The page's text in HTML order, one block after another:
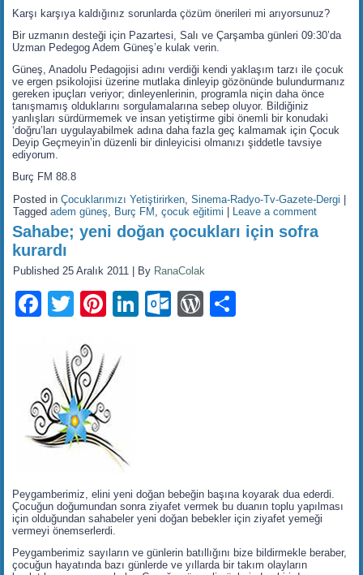
Karşı karşıya kaldığınız sorunlarda çözüm önerileri mi arıyorsunuz?
Bir uzmanın desteği için Pazartesi, Salı ve Çarşamba günleri 09:30’da
Uzman Pedegog Adem Güneş’e kulak verin.
Güneş, Anadolu Pedagojisi adını verdiği kendi yaklaşım tarzı ile çocuk
ve ergen psikolojisi üzerine mutlaka dinleyip gözönünde bulundurmanız
gereken ipuçları veriyor; dinleyenlerinin, programla niçin daha önce
tanışmamış olduklarını sorgulamalarına sebep oluyor. Bildiğiniz
yanlışları sürdürmemek ve insan yetiştirme gibi önemli bir konudaki
‘doğru’ları uygulayabilmek adına daha fazla geç kalmamak için Çocuk
Deyip Geçmeyin’in düzenli bir dinleyicisi olmanızı şiddetle tavsiye
ediyorum.
Burç FM 88.8
Posted in Çocuklarımızı Yetiştirirken ,Sinema-Radyo-Tv-Gazete-Dergi |
Tagged adem güneş Burç FM ,çocuk eğitimi | Leave a comment
Sahabe; yeni doğan çocukları için sofra
kurardı
Published 25 Aralık 2011 | By RanaColak
Facebook
TwitterPinterest
LinkedIn
Outlook.com
WordPress
Peygamberimiz, elini yeni doğan bebeğin başına koyarak dua ederdi.
Çocuğun doğumundan sonra ziyafet vermek bu duanın toplu yapılması
için olduğundan sahabeler yeni doğan bebekler için ziyafet yemeği
vermeyi önemserlerdi.
Peygamberimiz sayıların ve günlerin batıllığını bize bildirmekle beraber,
çocuğun hayatında bazı günlerde ve yıllarda bir takım olayların